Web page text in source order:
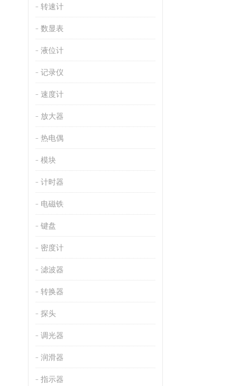
转速计
数显表
液位计
记录仪
速度计
放大器
热电偶
模块
计时器
电磁铁
键盘
密度计
滤波器
转换器
探头
调光器
润滑器
指示器